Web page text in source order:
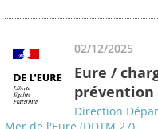
02/12/2025
Eure /
prévention
Direction